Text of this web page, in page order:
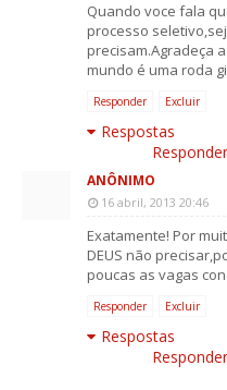
Quando voce fala
processo
precisam.Agradeça
mundo é uma roda
Responder Excluir
Respostas
Responder
ANÔNIMO
16 abril, 2013 20:46
Exatamente! Por
DEUS não
poucas as vagas
Responder Excluir
Respostas
Responder